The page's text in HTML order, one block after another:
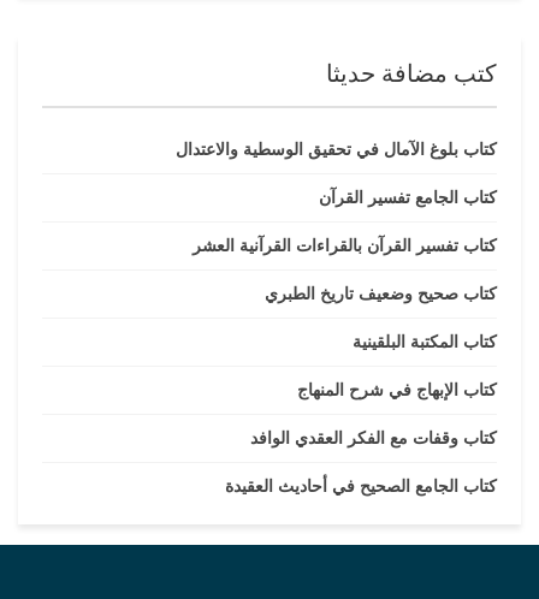
كتب مضافة حديثا
كتاب بلوغ الآمال في تحقيق الوسطية والاعتدال
كتاب الجامع تفسير القرآن
كتاب تفسير القرآن بالقراءات القرآنية العشر
كتاب صحيح وضعيف تاريخ الطبري
كتاب المكتبة البلقينية
كتاب الإبهاج في شرح المنهاج
كتاب وقفات مع الفكر العقدي الوافد
كتاب الجامع الصحيح في أحاديث العقيدة